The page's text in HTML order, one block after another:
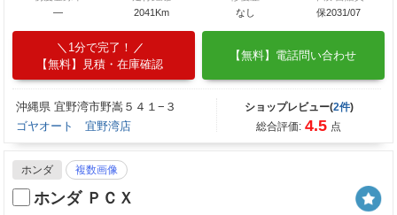
―
2041Km
なし
保2031/07
1分で完了！
【無料】見積・在庫確認
【無料】電話問い合わせ
沖縄県 宜野湾市野嵩５４１−３
ゴヤオート 宜野湾店
ショップレビュー(2件)
総合評価: 4.5 点
ホンダ 複数画像
ホンダ ＰＣＸ